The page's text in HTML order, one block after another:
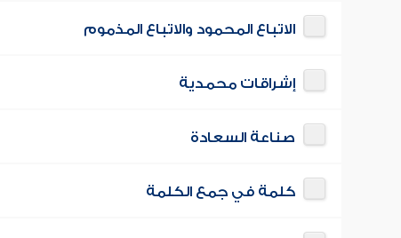
الاتباع المحمود والاتباع المذموم
إشراقات محمدية
صناعة السعادة
كلمة في جمع الكلمة